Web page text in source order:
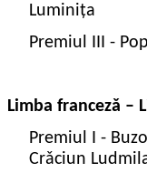
Luminița
Premiul III -
Limba francezǎ –
Premiul I -
Crǎciun